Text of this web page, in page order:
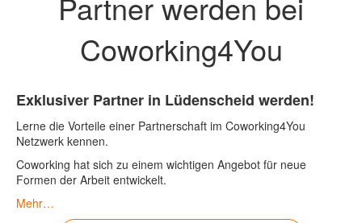
Coworking4You
Exklusiver Partner in Lüdenscheid werden!
Lerne die Vorteile einer Partnerschaft im Coworking4You
Netzwerk kennen.
Coworking hat sich zu einem wichtigen Angebot für neue
Formen der Arbeit entwickelt.
Mehr…